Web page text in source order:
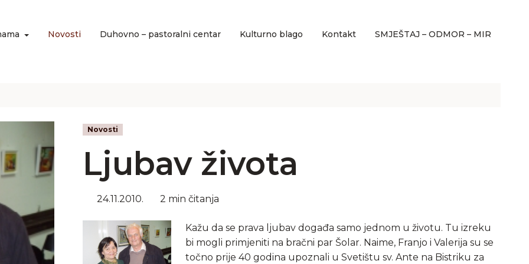
Novosti Duhovno – pastoralni centar Kulturno blago Kontakt SMJEŠTAJ – ODMOR – MIR
Novosti
Ljubav života
24.11.2010. 2 min čitanja
Kažu da se prava ljubav događa samo jednom u životu. Tu izreku
bi mogli primjeniti na bračni par Šolar. Naime, Franjo i Valerija su se
točno prije 40 godina upoznali u Svetištu sv. Ante na Bistriku za